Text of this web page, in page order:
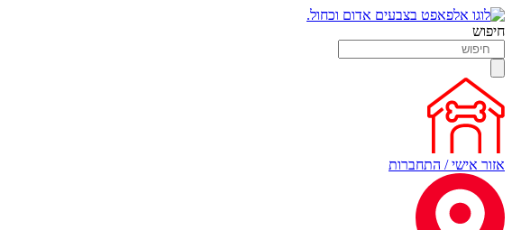
חיפוש
אזור אישי / התחברות